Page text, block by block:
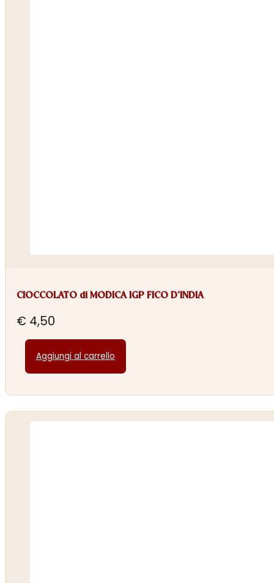
CIOCCOLATO di MODICA IGP FICO D’INDIA
€ 4,50
Aggiungi al carrello